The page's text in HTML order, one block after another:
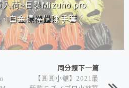
荷~日製Mizuno pro
白金標棒壘球手套
同分類下一篇
【圓圓小舖】2021最